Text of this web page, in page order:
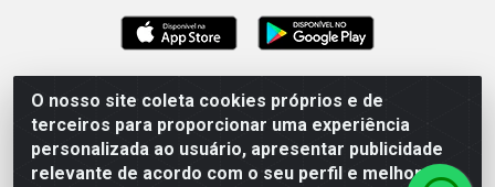
O nosso site coleta cookies próprios e de
terceiros para proporcionar uma experiência
personalizada ao usuário, apresentar publicidade
relevante de acordo com o seu perfil e melhorar a
Polybalas - Rua João Miguel de Souza, 173 Galpão B -
Ernesto Geisel, João Pessoa/PB - CEP 58.075-075 - CNPJ
00.909.327/0002-61